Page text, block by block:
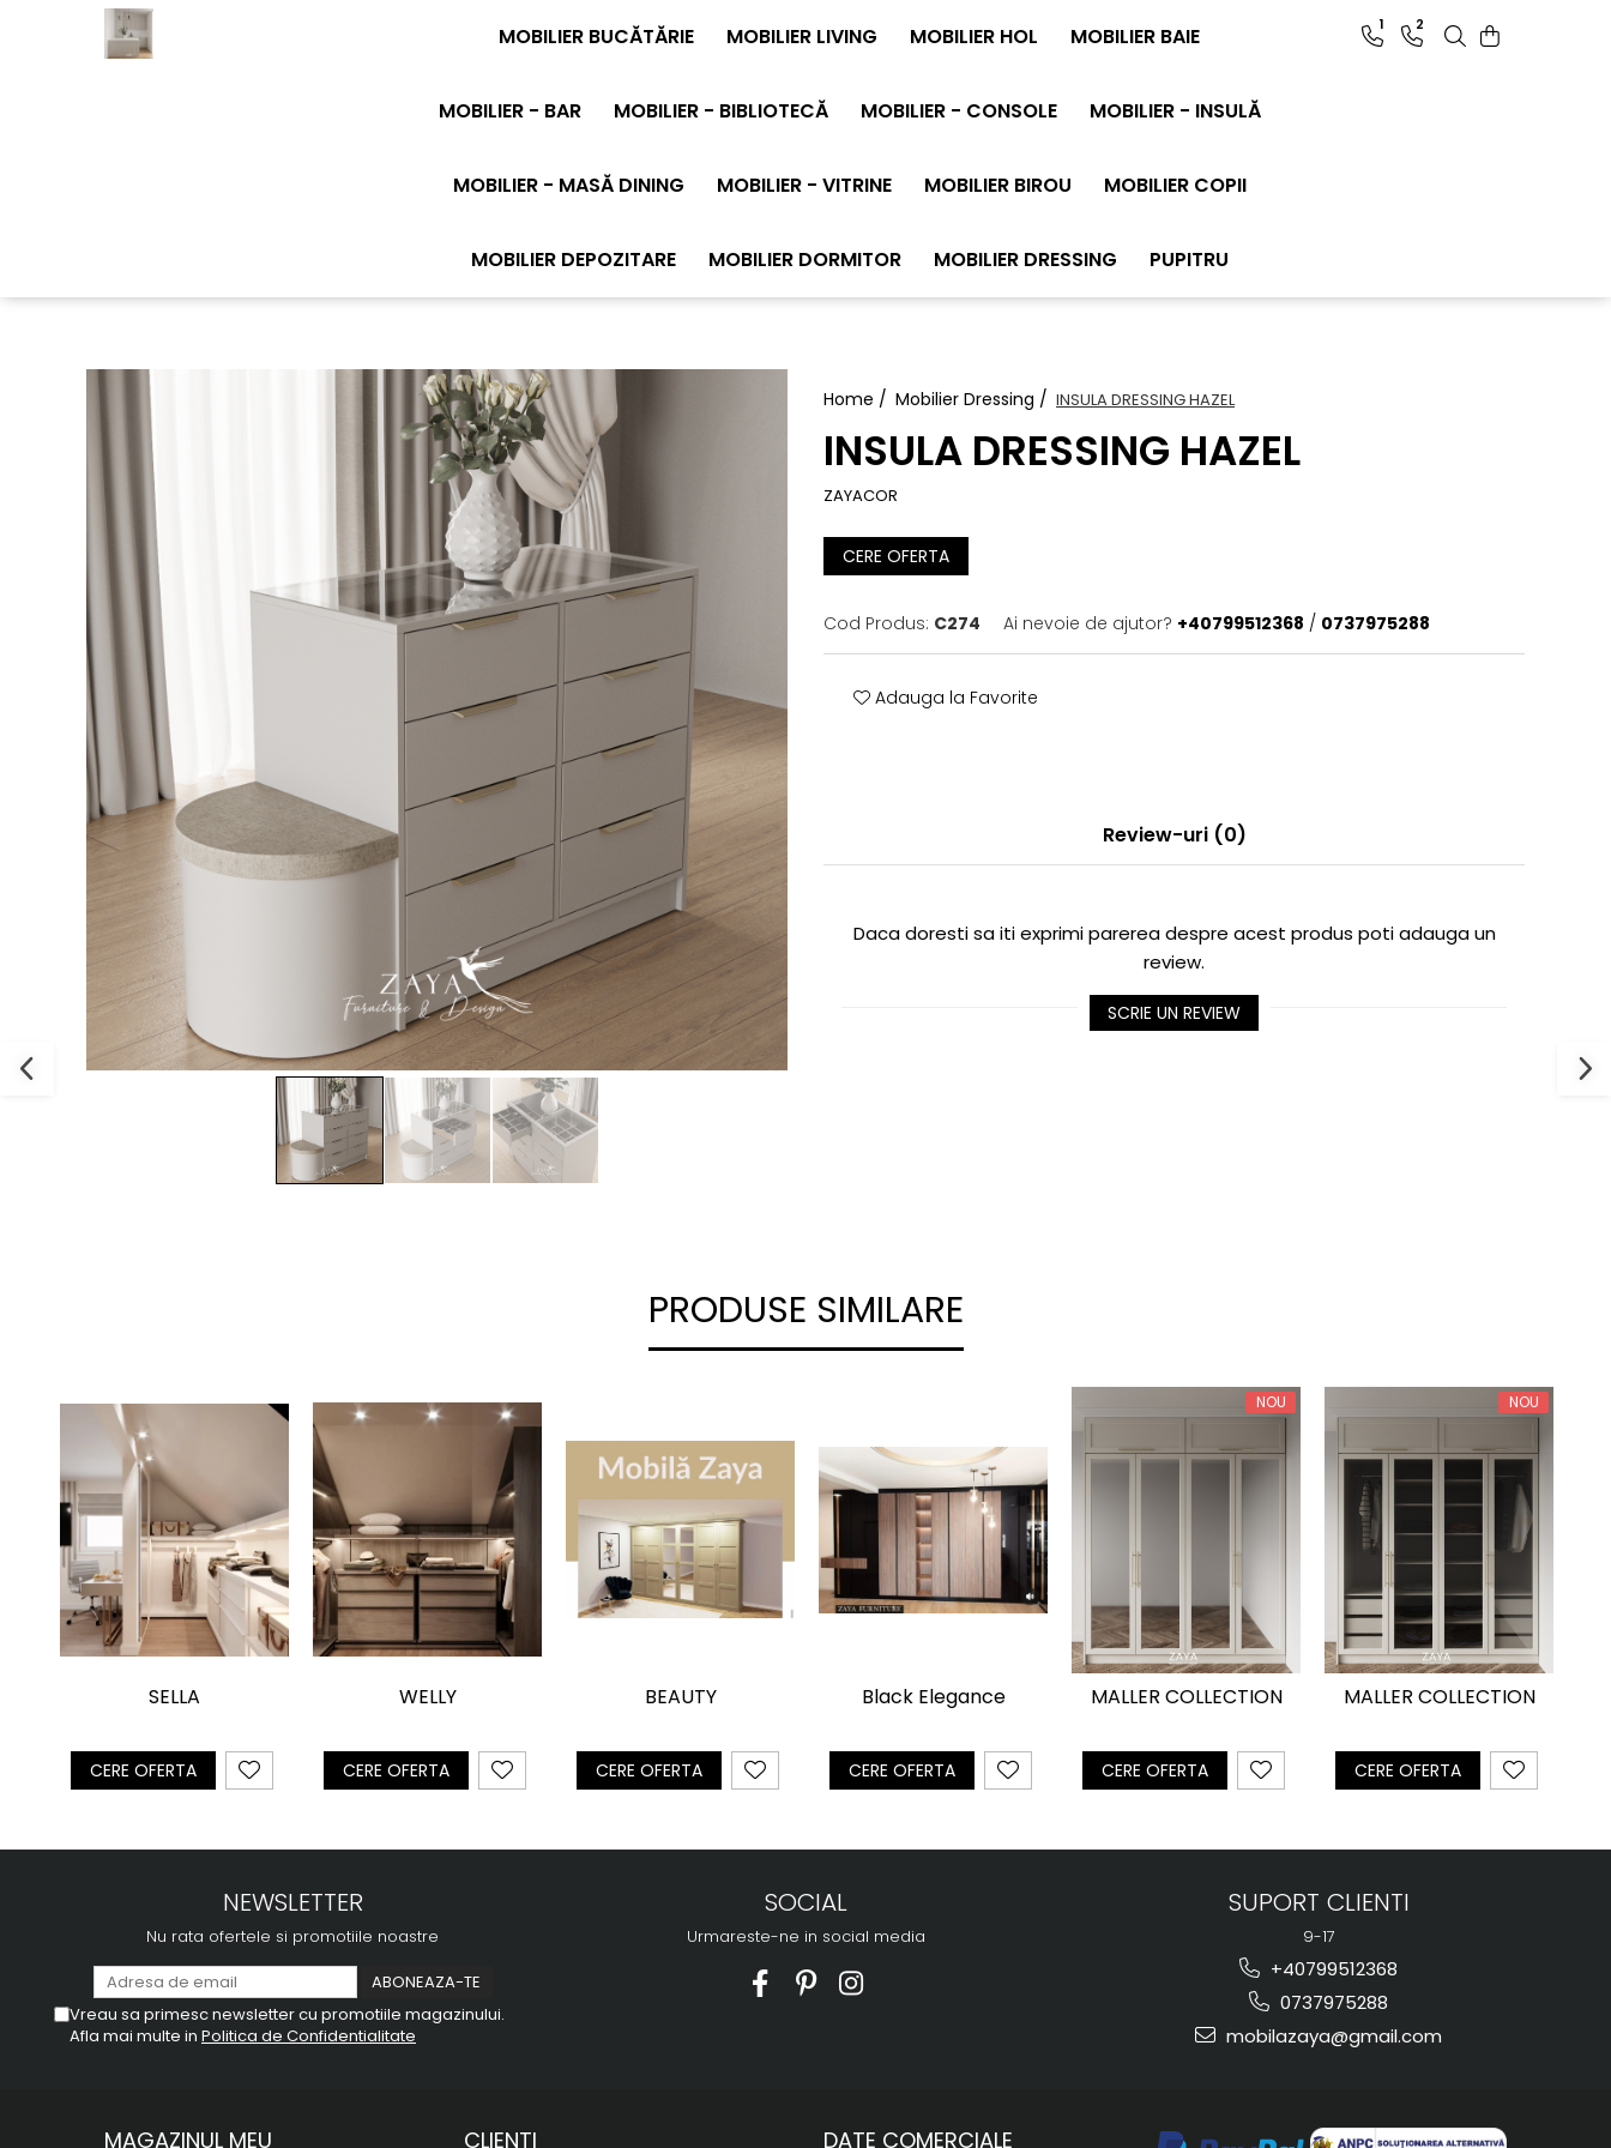
MOBILIER BUCĂTĂRIE MOBILIER LIVING MOBILIER HOL MOBILIER BAIE
MOBILIER - BAR MOBILIER - BIBLIOTECĂ MOBILIER - CONSOLE MOBILIER - INSULĂ
MOBILIER - MASĂ DINING MOBILIER - VITRINE MOBILIER BIROU MOBILIER COPII
MOBILIER DEPOZITARE MOBILIER DORMITOR MOBILIER DRESSING PUPITRU
1 2
Home / Mobilier Dressing / INSULA DRESSING HAZEL
INSULA DRESSING HAZEL
ZAYACOR
CERE OFERTA
Cod Produs: C274 Ai nevoie de ajutor? +40799512368 / 0737975288
Adauga la Favorite
Review-uri (0)
Daca doresti sa iti exprimi parerea despre acest produs poti adauga un
review.
SCRIE UN REVIEW
PRODUSE SIMILARE
SELLA
CERE OFERTA
WELLY
CERE OFERTA
BEAUTY
CERE OFERTA
Black Elegance
CERE OFERTA
NOU
MALLER COLLECTION
CERE OFERTA
NOU
MALLER COLLECTION
CERE OFERTA
NEWSLETTER
Nu rata ofertele si promotiile noastre
Vreau sa primesc newsletter cu promotiile magazinului.
Afla mai multe in Politica de Confidentialitate
SOCIAL
Urmareste-ne in social media
SUPORT CLIENTI
9-17
+40799512368
0737975288
mobilazaya@gmail.com
MAGAZINUL MEU CLIENTI DATE COMERCIALE